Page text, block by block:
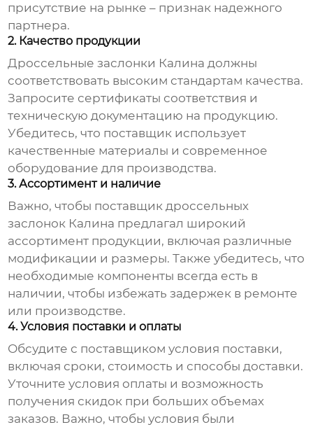
присутствие на рынке – признак надежного
партнера.
2. Качество продукции
Дроссельные заслонки Калина должны
соответствовать высоким стандартам качества.
Запросите сертификаты соответствия и
техническую документацию на продукцию.
Убедитесь, что поставщик использует
качественные материалы и современное
оборудование для производства.
3. Ассортимент и наличие
Важно, чтобы поставщик дроссельных
заслонок Калина предлагал широкий
ассортимент продукции, включая различные
модификации и размеры. Также убедитесь, что
необходимые компоненты всегда есть в
наличии, чтобы избежать задержек в ремонте
или производстве.
4. Условия поставки и оплаты
Обсудите с поставщиком условия поставки,
включая сроки, стоимость и способы доставки.
Уточните условия оплаты и возможность
получения скидок при больших объемах
заказов. Важно, чтобы условия были